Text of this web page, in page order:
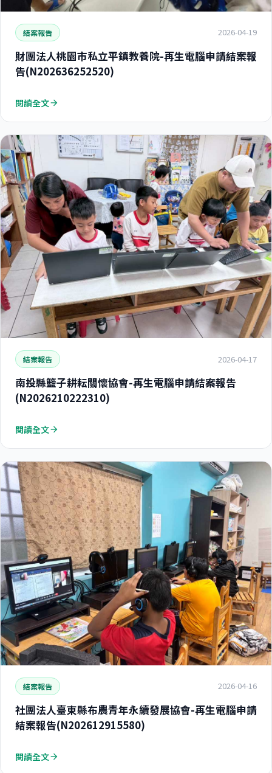
結案報告 2026-04-19
財團法人桃園市私立平鎮教養院-再生電腦申請結案報
告(N202636252520)
閱讀全文arrow_forward
結案報告 2026-04-17
南投縣籃子耕耘關懷協會-再生電腦申請結案報告
(N2026210222310)
閱讀全文arrow_forward
結案報告 2026-04-16
社團法人臺東縣布農青年永續發展協會-再生電腦申請
結案報告(N202612915580)
閱讀全文arrow_forward